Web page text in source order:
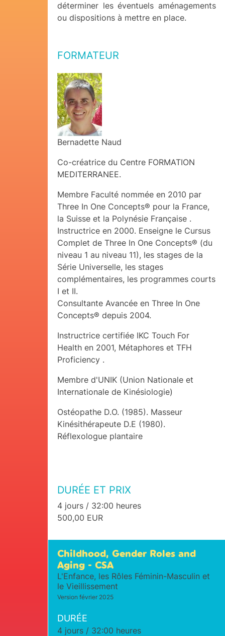
déterminer les éventuels aménagements
ou dispositions à mettre en place.
FORMATEUR
Bernadette Naud
Co-créatrice du Centre FORMATION
MEDITERRANEE.
Membre Faculté nommée en 2010 par
Three In One Concepts® pour la France,
la Suisse et la Polynésie Française .
Instructrice en 2000. Enseigne le Cursus
Complet de Three In One Concepts® (du
niveau 1 au niveau 11), les stages de la
Série Universelle, les stages
complémentaires, les programmes courts
I et II.
Consultante Avancée en Three In One
Concepts® depuis 2004.
Instructrice certifiée IKC Touch For
Health en 2001, Métaphores et TFH
Proficiency .
Membre d'UNIK (Union Nationale et
Internationale de Kinésiologie)
Ostéopathe D.O. (1985). Masseur
Kinésithérapeute D.E (1980).
Réflexologue plantaire
DURÉE ET PRIX
4 jours / 32:00 heures
500,00 EUR
Childhood, Gender Roles and
Aging - CSA
L'Enfance, les Rôles Féminin-Masculin et
le Vieillissement
Version février 2025
DURÉE
4 jours / 32:00 heures